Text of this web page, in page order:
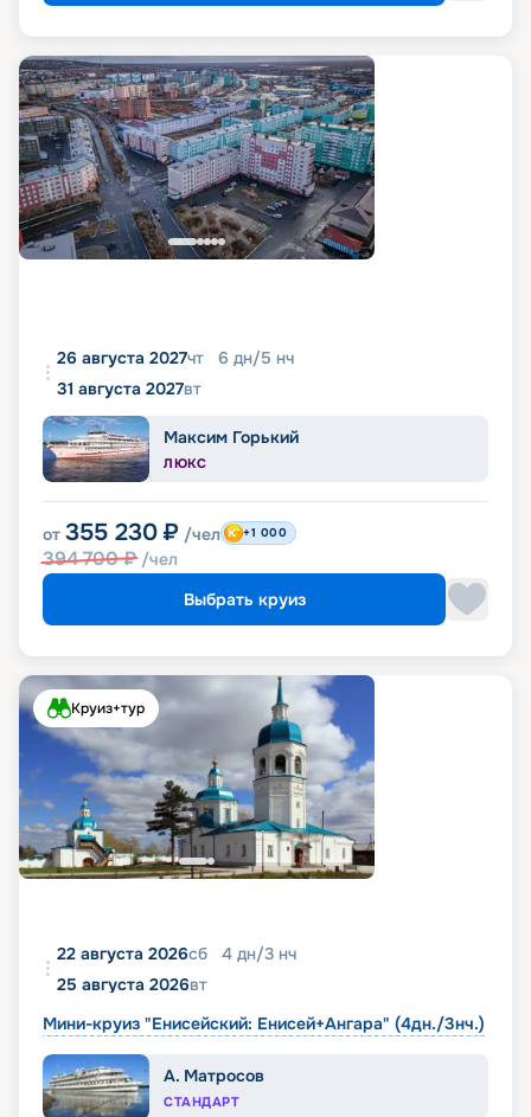
26 августа 2027чт 6 дн/5 нч
31 августа 2027вт
Максим Горький
ЛЮКС
от 355 230 ₽ /чел
394 700₽ /чел
+1 000
Выбрать круиз
Круиз+тур
22 августа 2026сб 4 дн/3 нч
25 августа 2026вт
Мини-круиз "Енисейский: Енисей+Ангара" (4дн./3нч.)
А. Матросов
СТАНДАРТ